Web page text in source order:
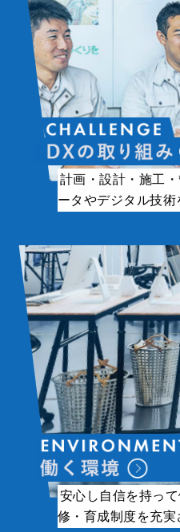
計画・設計・施工
ータやデジタル技
安心し自信を持っ
修・育成制度を充